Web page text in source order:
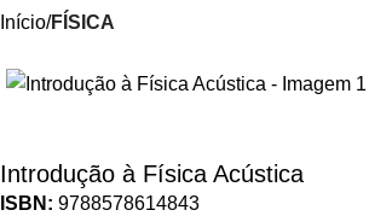
Início FÍSICA
Introdução à Física Acústica
ISBN: 9788578614843